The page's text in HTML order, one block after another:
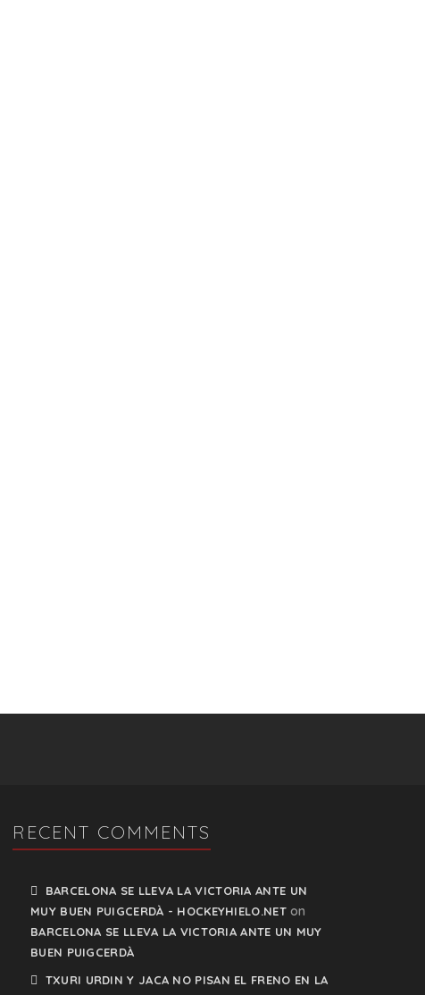
RECENT COMMENTS
BARCELONA SE LLEVA LA VICTORIA ANTE UN
MUY BUEN PUIGCERDÀ - HOCKEYHIELO.NETon
BARCELONA SE LLEVA LA VICTORIA ANTE UN MUY
BUEN PUIGCERDÀ
TXURI URDIN Y JACA NO PISAN EL FRENO EN LA